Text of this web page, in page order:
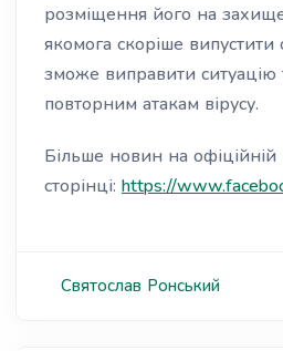
розміщення його на
якомога скоріше
зможе виправити ситуацію
повторним атакам вірусу.
Більше новин на офіційній
сторінці: https://
Святослав Ронський